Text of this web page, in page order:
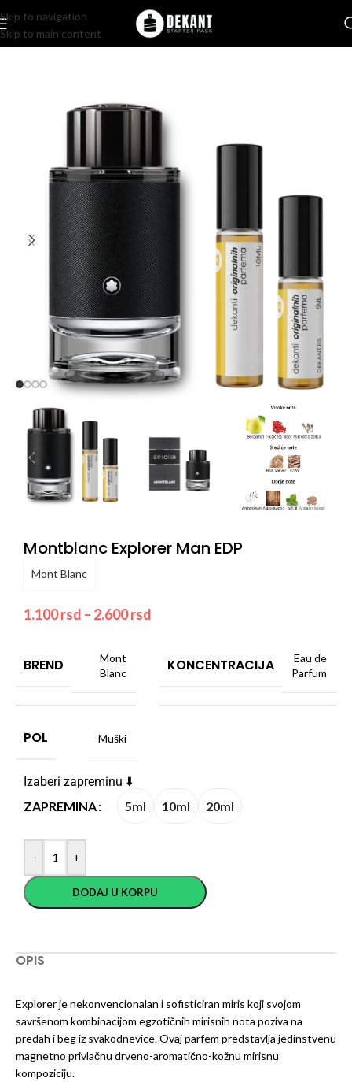
Skip to navigation
Skip to main content
Home/Pakovanje/ Komercijalno
Montblanc Explorer Man EDP
Mont Blanc
1.100rsd – 2.600rsd
BREND
Mont
Blanc
KONCENTRACIJA
Eau de
Parfum
POL Muški
Izaberi zapreminu ⬇️
ZAPREMINA
5ml 10ml 20ml
- +
DODAJ U KORPU
OPIS
Explorer je nekonvencionalan i sofisticiran miris koji svojom
savršenom kombinacijom egzotičnih mirisnih nota poziva na
predah i beg iz svakodnevice. Ovaj parfem predstavlja jedinstvenu
magnetno privlačnu drveno-aromatično-kožnu mirisnu
kompoziciju.